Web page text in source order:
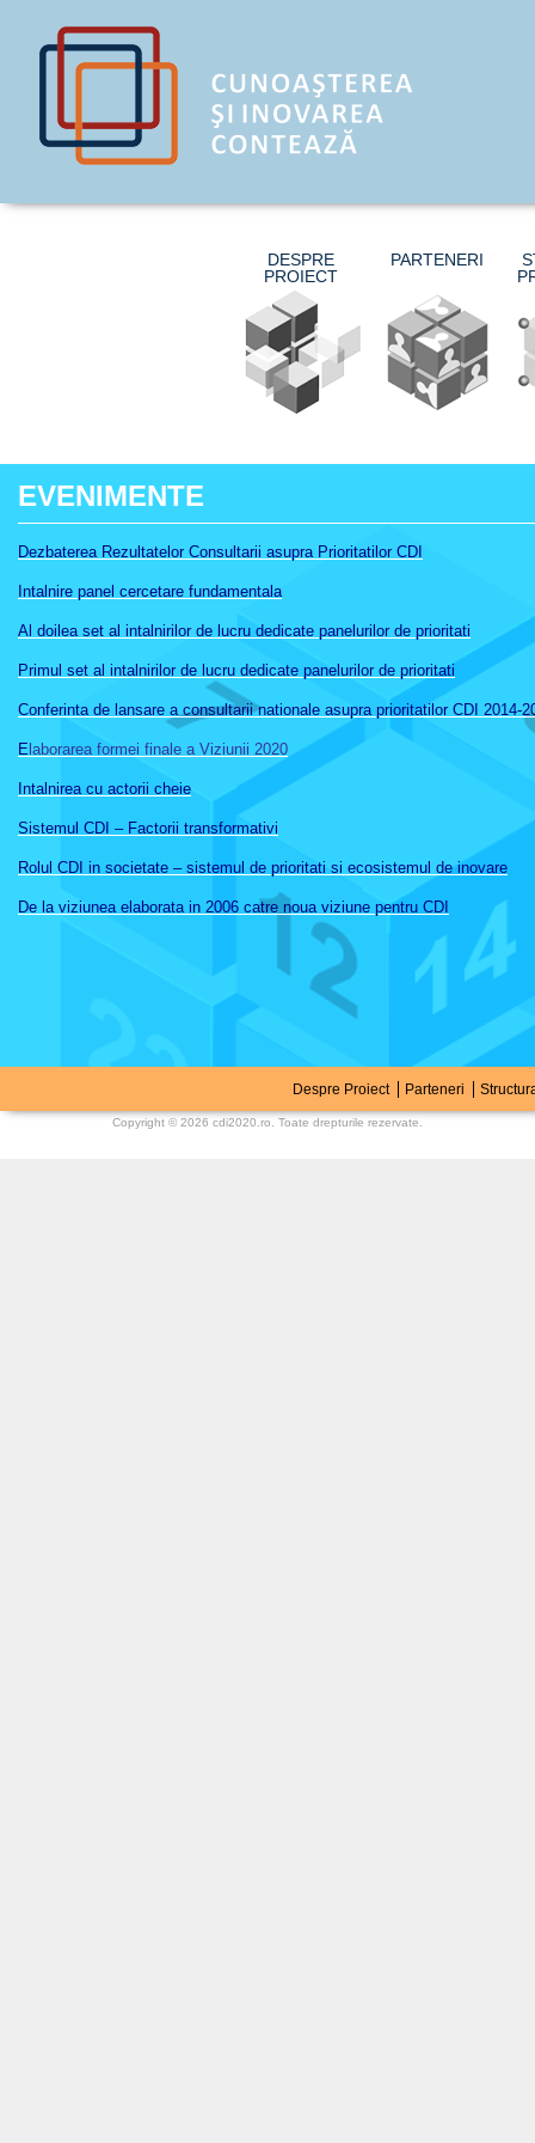
DESPRE
PROIECT
PARTENERI
EVENIMENTE
Dezbaterea Rezultatelor Consultarii asupra Prioritatilor CDI
Intalnire panel cercetare fundamentala
Al doilea set al intalnirilor de lucru dedicate panelurilor de prioritati
Primul set al intalnirilor de lucru dedicate panelurilor de prioritati
Conferinta de lansare a consultarii nationale asupra prioritatilor CDI 2014-
E laborarea formei finale a Viziunii 2020
Intalnirea cu actorii cheie
Sistemul CDI – Factorii transformativi
Rolul CDI in societate – sistemul de prioritati si ecosistemul de inovare
De la viziunea elaborata in 2006 catre noua viziune pentru CDI
Despre Proiect Parteneri
Copyright © 2026 cdi2020.ro . Toate drepturile rezervate.